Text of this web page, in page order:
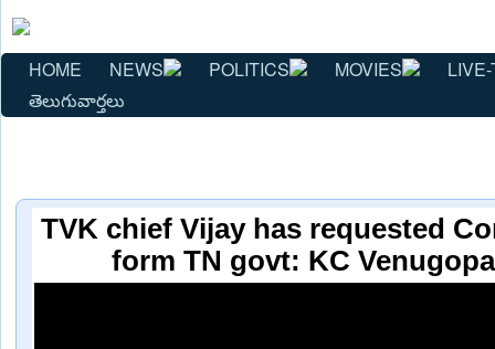
HOME NEWS POLITICS MOVIES
తెలుగువార్తలు
TVK chief Vijay has requested
form TN govt: KC